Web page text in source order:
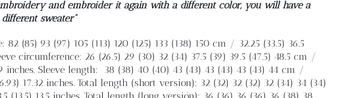
and embroider it again with a different color, you will have a
different sweater”
82 (85) 93 (97) 105 (113) 120 (125) 133 (138) 150 cm / 32.25 (33.5) 36.5
circumference: 26 (26.5) 29 (30) 32 (34) 37.5 (39) 39.5 (47.5) 48.5 cm /
inches. Sleeve length:
38 (38) 40 (40) 43 (43) 43 (43) 43 (43) 44 cm /
17.32 inches. Total length (short version): 32 (32) 32 (32) 32 (34) 34 (34)